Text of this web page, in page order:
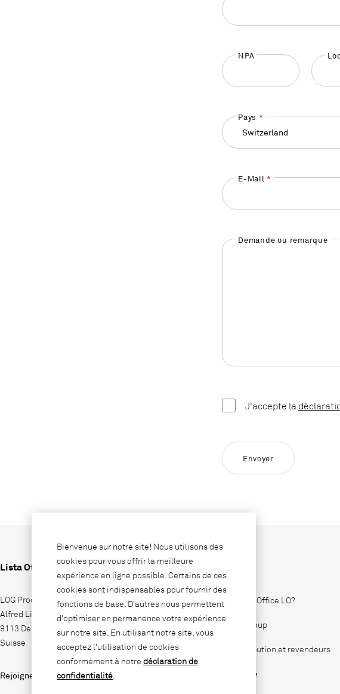
NPA
Pays
Switzerland
E-Mail
Demande ou remarque
J'accepte la
Envoyer
Lista Office LO
LOG Produktions AG
Alfred Lienhard Strasse 2
9113 Degersheim
Suisse
Rejoignez-nous sur
Pourquoi Lista Office LO?
Lista Office Group
Sites de distribution et revendeurs
Jobs & Carrière
Bienvenue sur notre site! Nous utilisons des
cookies pour vous offrir la meilleure
expérience en ligne possible. Certains de ces
cookies sont indispensables pour fournir des
fonctions de base. D'autres nous permettent
d'optimiser en permanence votre expérience
sur notre site. En utilisant notre site, vous
acceptez l'utilisation de cookies
conformément à notre déclaration de
confidentialité.